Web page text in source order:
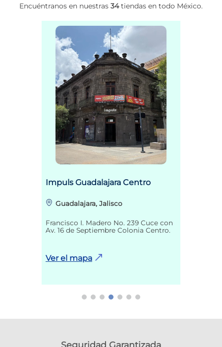
Encuéntranos en nuestras 34tiendas en todo México.
Impuls Guadalajara Centro
Guadalajara, Jalisco
Francisco I. Madero No. 239 Cuce con
Av. 16 de Septiembre Colonia Centro.
Ver el mapa
Seguridad Garantizada